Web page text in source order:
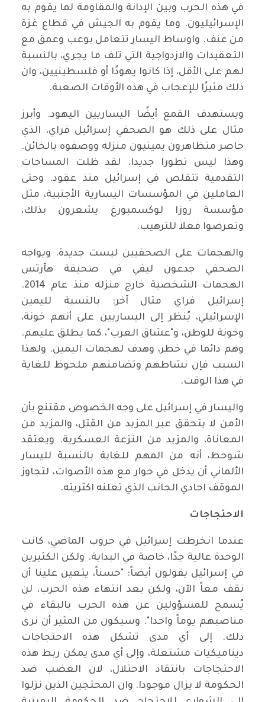
في هذه الحرب وبين الإدانة والمقاومة لما يقوم به
الإسرائيليون. وما يقوم به الجيش في قطاع غزة
من عنف. واوساط اليسار تتعامل بوعب وعمق مع
التعقيدات والازدواجية التي تلف ما يجري، بالنسبة
لهم على الأقل، إذا كانوا يهودًا أو فلسطينيين، وان
ذلك مثيرًا للإعجاب في هذه الأوقات الصعبة.
ويستهدف القمع أيضًا اليساريين اليهود. وأبرز
مثال على ذلك هو الصحفي إسرائيل فراي، الذي
حاصر متظاهرون يمينيون منزله ووصفوه بالخائن.
وهذا ليس تطورا جديدا. لقد ظلت المساحات
التقدمية تتقلص في إسرائيل منذ عقود. وحتى
العاملين في المؤسسات اليسارية الأجنبية، مثل
مؤسسة روزا لوكسمبورغ يشعرون بذلك،
وتعرضوا فعلا للترهيب.
والهجمات على الصحفيين ليست جديدة. ويواجه
الصحفي جدعون ليفي في صحيفة هآرتس
الهجمات الشخصية خارج منزله منذ عام 2014.
إسرائيل فراي مثال آخر: بالنسبة لليمين
الإسرائيلي، يُنظر إلى اليساريين على أنهم خونة،
وخونة للوطن، و"عشاق العرب"، كما يطلق عليهم.
وهم دائما في خطر، وهدف لهجمات اليمين. ولهذا
السبب فإن نشاطهم وتضامنهم ملحوظ للغاية
في هذا الوقت.
واليسار في إسرائيل على وجه الخصوص مقتنع بأن
الأمن لا يتحقق عبر المزيد من القتل، والمزيد من
المعاناة، والمزيد من النزعة العسكرية. ويعتقد
شوحط، أنه من المهم للغاية بالنسبة لليسار
الألماني أن يدخل في حوار مع هذه الأصوات، لتجاوز
الموقف احادي الجانب الذي تعلنه اكثريته.
الاحتجاجات
عندما انخرطت إسرائيل في حروب الماضي، كانت
الوحدة عالية جدًا، خاصة في البداية. ولكن الكثيرين
في إسرائيل يقولون أيضاً: "حسناً، يتعين علينا أن
نقف معاً الآن، ولكن بعد انتهاء هذه الحرب، لن
يُسمح للمسؤولين عن هذه الحرب بالبقاء في
مناصبهم يوماً واحدا". وسيكون من المثير أن نرى
ذلك. إلى أي مدى تشكل هذه الاحتجاجات
ديناميكيات مشتعلة، وإلى أي مدى يمكن ربط هذه
الاحتجاجات بانتقاد الاحتلال، لان الغضب ضد
الحكومة لا يزال موجودا. وان المحتجين الذين نزلوا